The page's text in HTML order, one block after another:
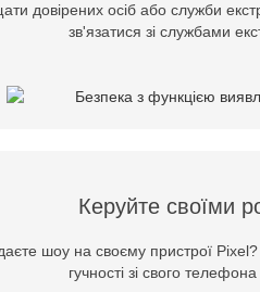
довірених осіб або служби
зв'язатися зі службами
Керуйте своїми
шоу на своєму пристрої
гучності зі свого